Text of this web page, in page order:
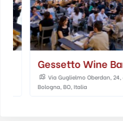
Gessetto Wine Bar
Via Guglielmo Oberdan, 24, 40126
Bologna, BO, Italia